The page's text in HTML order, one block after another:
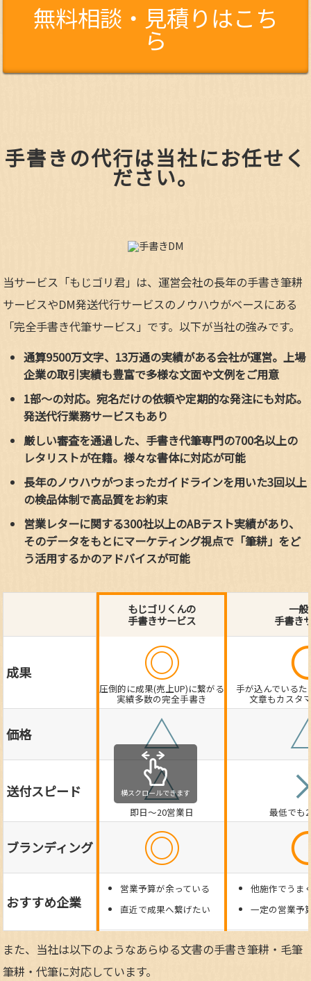
無料相談・見積りはこち
ら
手書きの代行は当社にお任せく
ださい。
当サービス「もじゴリ君」は、運営会社の長年の手書き筆耕
サービスやDM発送代行サービスのノウハウがベースにある
「完全手書き代筆サービス」です。以下が当社の強みです。
通算9500万文字、13万通の実績がある会社が運営。上場
企業の取引実績も豊富で多様な文面や文例をご用意
1部～の対応。宛名だけの依頼や定期的な発注にも対応。
発送代行業務サービスもあり
厳しい審査を通過した、手書き代筆専門の700名以上の
レタリストが在籍。様々な書体に対応が可能
長年のノウハウがつまったガイドラインを用いた3回以上
の検品体制で高品質をお約束
営業レターに関する300社以上のABテスト実績があり、
そのデータをもとにマーケティング視点で「筆耕」をど
う活用するかのアドバイスが可能
もじゴリくんの
手書きサービス
一般
手書き
成果 ◎
圧倒的に成果(売上UP)に繋がる
実績多数の完全手書き
手が込んでいる
文章もカスタ
価格 △
送付スピード △
即日～20営業日 最低でも
ブランディング ◎
おすすめ企業
営業予算が余っている
直近で成果へ繋げたい
他施作でうま
一定の営業予
横スクロールできます
また、当社は以下のようなあらゆる文書の手書き筆耕・毛筆
筆耕・代筆に対応しています。